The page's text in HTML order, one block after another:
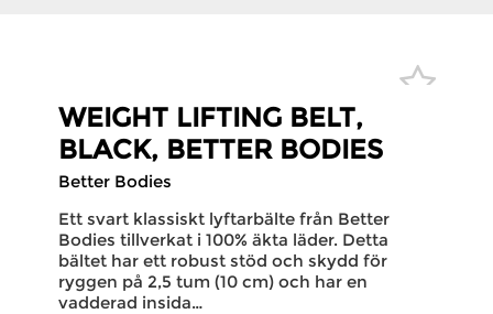
WEIGHT LIFTING BELT,
BLACK, BETTER BODIES
Better Bodies
Ett svart klassiskt lyftarbälte från Better
Bodies tillverkat i 100% äkta läder. Detta
bältet har ett robust stöd och skydd för
ryggen på 2,5 tum (10 cm) och har en
vadderad insida…